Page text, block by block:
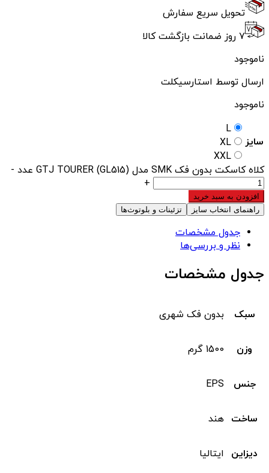
تحویل سریع سفارش
۷ روز ضمانت بازگشت کالا
ناموجود
ارسال توسط استارسیکلت
ناموجود
سایز
L
XL
XXL
کلاه کاسکت بدون فک SMK مدل GTJ TOURER (GL515) عدد
-
+
افزودن به سبد خرید
راهنمای انتخاب سایز
تزئینات و بلوتوث‌ها
جدول مشخصات
نظر و بررسی‌ها
جدول مشخصات
سبک بدون فک شهری
وزن 1500 گرم
جنس EPS
ساخت هند
دیزاین ایتالیا